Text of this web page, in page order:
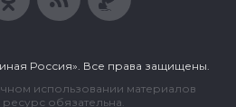
Россия». Все права защищены.
использовании материалов
обязательна.